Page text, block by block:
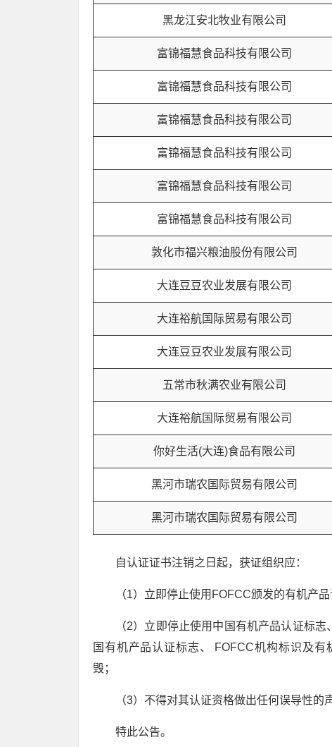
黑龙江安北牧业有限公司
富锦福慧食品科技有限公司
富锦福慧食品科技有限公司
富锦福慧食品科技有限公司
富锦福慧食品科技有限公司
富锦福慧食品科技有限公司
富锦福慧食品科技有限公司
敦化市福兴粮油股份有限公司
大连豆豆农业发展有限公司
大连裕航国际贸易有限公司
大连豆豆农业发展有限公司
五常市秋满农业有限公司
大连裕航国际贸易有限公司
你好生活(大连)食品有限公司
黑河市瑞农国际贸易有限公司
黑河市瑞农国际贸易有限公司
自认证证书注销之日起，获证组织应：
（1）立即停止使用FOFCC颁发的有机产品
（2）立即停止使用中国有机产品认证标
国有机产品认证标志、 FOFCC机构标识及
毁；
（3）不得对其认证资格做出任何误导性的
特此公告。